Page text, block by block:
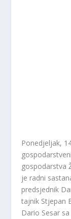
Ponedjeljak,
gospodarstva
je radni
predsjednik
tajnik Stjepan
Dario Sesar